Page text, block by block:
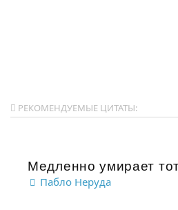
РЕКОМЕНДУЕМЫЕ ЦИТАТЫ:
Медленно умирает
Пабло Неруда